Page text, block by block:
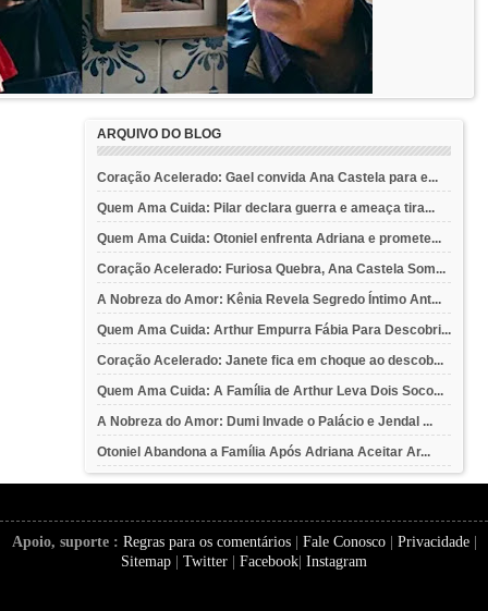
ARQUIVO DO BLOG
Coração Acelerado: Gael convida Ana Castela para e...
Quem Ama Cuida: Pilar declara guerra e ameaça tira...
Quem Ama Cuida: Otoniel enfrenta Adriana e promete...
Coração Acelerado: Furiosa Quebra, Ana Castela Som...
A Nobreza do Amor: Kênia Revela Segredo Íntimo Ant...
Quem Ama Cuida: Arthur Empurra Fábia Para Descobri...
Coração Acelerado: Janete fica em choque ao descob...
Quem Ama Cuida: A Família de Arthur Leva Dois Soco...
A Nobreza do Amor: Dumi Invade o Palácio e Jendal ...
Otoniel Abandona a Família Após Adriana Aceitar Ar...
Apoio, suporte : Regras para os comentários| Fale Conosco| Privacidade|
Sitemap | Twitter | Facebook| Instagram